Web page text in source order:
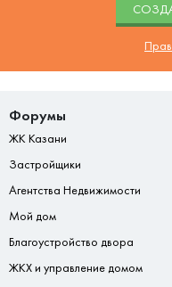
Форумы
ЖК Казани
Застройщики
Агентства Недвижимости
Мой дом
Благоустройство двора
ЖКХ и управление домом